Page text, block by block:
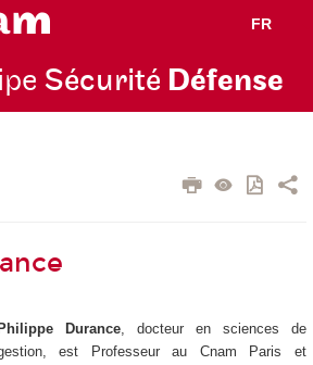
FR
Sécurité Défense
Philippe Durance, docteur en sciences de
est Professeur au Cnam Paris et